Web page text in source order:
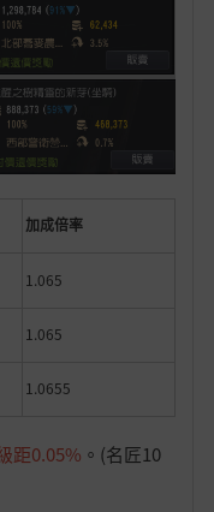
加成倍率
1.065
1.065
1.0655
距0.05% 。(名匠10